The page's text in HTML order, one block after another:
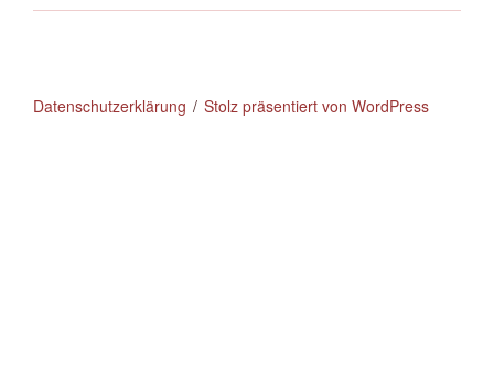
Datenschutzerklärung Stolz präsentiert von WordPress